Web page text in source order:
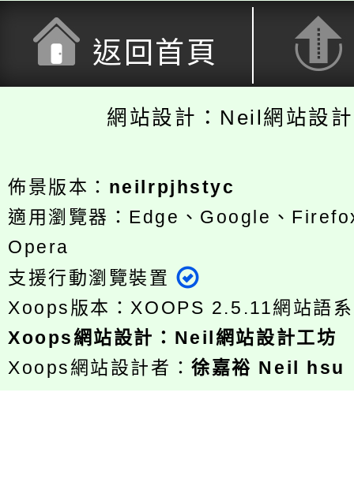
返回首頁
網站設計：Neil網站設
佈景版本： neilrpjhstyc
適用瀏覽器：Edge、Google、
Opera
支援行動瀏覽裝置
Xoops版本：XOOPS 2.5.11網站語
Xoops網站設計 ： Neil網站設計工坊
Xoops網站設計者：徐嘉裕 Neil hsu